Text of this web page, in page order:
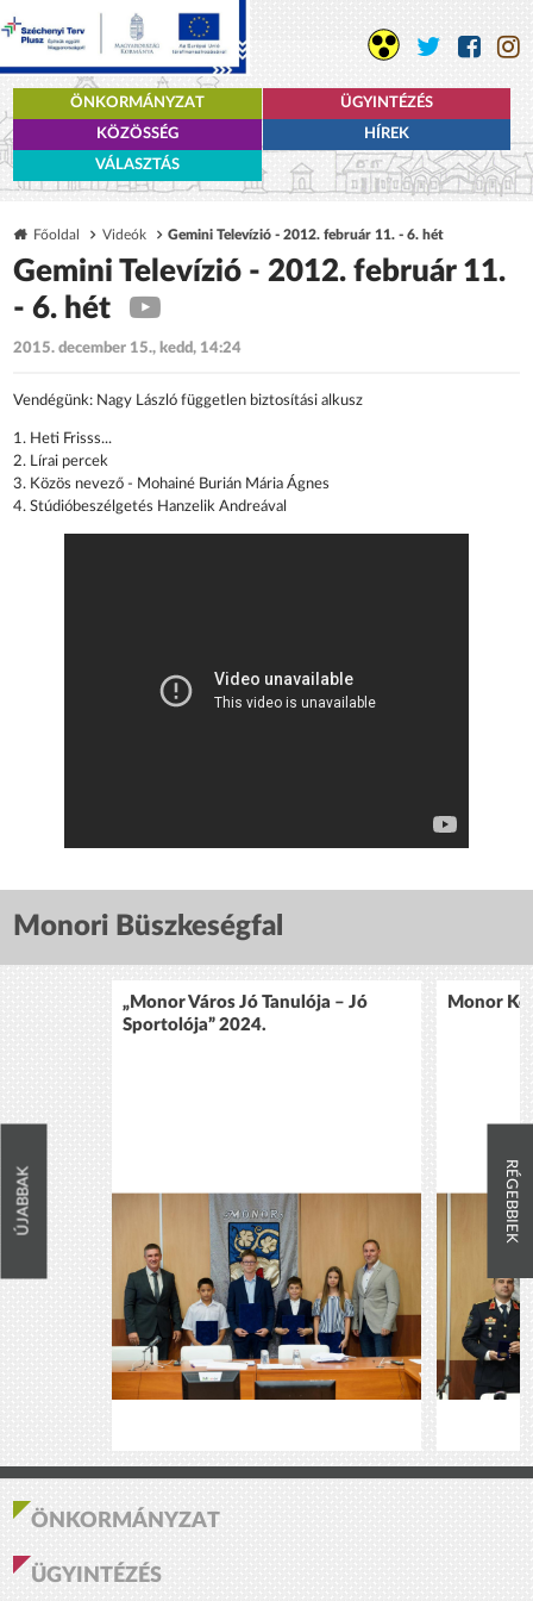
ÖNKORMÁNYZAT
ÜGYINTÉZÉS
KÖZÖSSÉG
HÍREK
VÁLASZTÁS
Főoldal Videók Gemini Televízió - 2012. február 11. - 6. hét
Gemini Televízió - 2012. február 11.
- 6. hét
2015. december 15., kedd, 14:24
Vendégünk: Nagy László független biztosítási alkusz
1. Heti Frisss...
2. Lírai percek
3. Közös nevező - Mohainé Burián Mária Ágnes
4. Stúdióbeszélgetés Hanzelik Andreával
Monori Büszkeségfal
ÚJABBAK
„Monor Város Jó Tanulója – Jó
Sportolója” 2024.
Monor
RÉGEBBIEK
ÖNKORMÁNYZAT
ÜGYINTÉZÉS